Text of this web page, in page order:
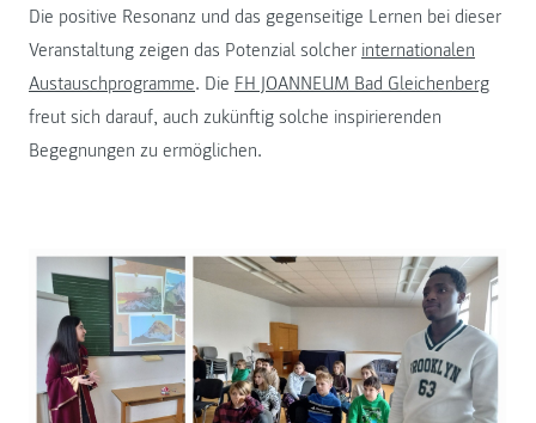
Die positive Resonanz und das gegenseitige Lernen bei dieser
Veranstaltung zeigen das Potenzial solcher internationalen
Austauschprogramme. Die FH JOANNEUM Bad Gleichenberg
freut sich darauf, auch zukünftig solche inspirierenden
Begegnungen zu ermöglichen.